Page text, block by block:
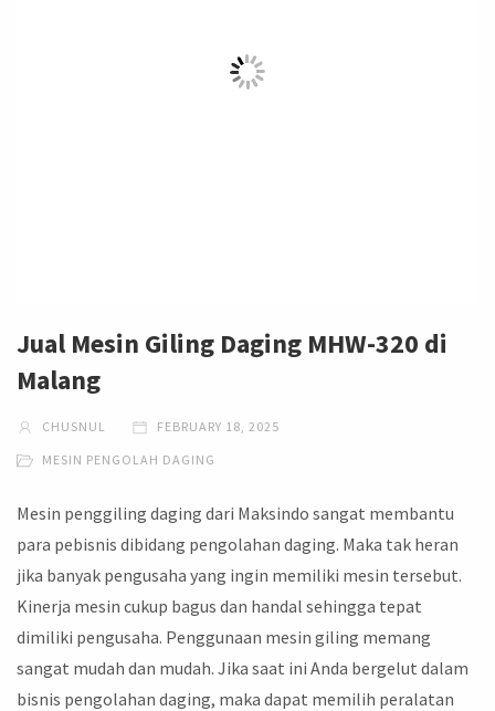
Jual Mesin Giling Daging MHW-320 di
Malang
CHUSNUL FEBRUARY 18, 2025
MESIN PENGOLAH DAGING
Mesin penggiling daging dari Maksindo sangat membantu
para pebisnis dibidang pengolahan daging. Maka tak heran
jika banyak pengusaha yang ingin memiliki mesin tersebut.
Kinerja mesin cukup bagus dan handal sehingga tepat
dimiliki pengusaha. Penggunaan mesin giling memang
sangat mudah dan mudah. Jika saat ini Anda bergelut dalam
bisnis pengolahan daging, maka dapat memilih peralatan